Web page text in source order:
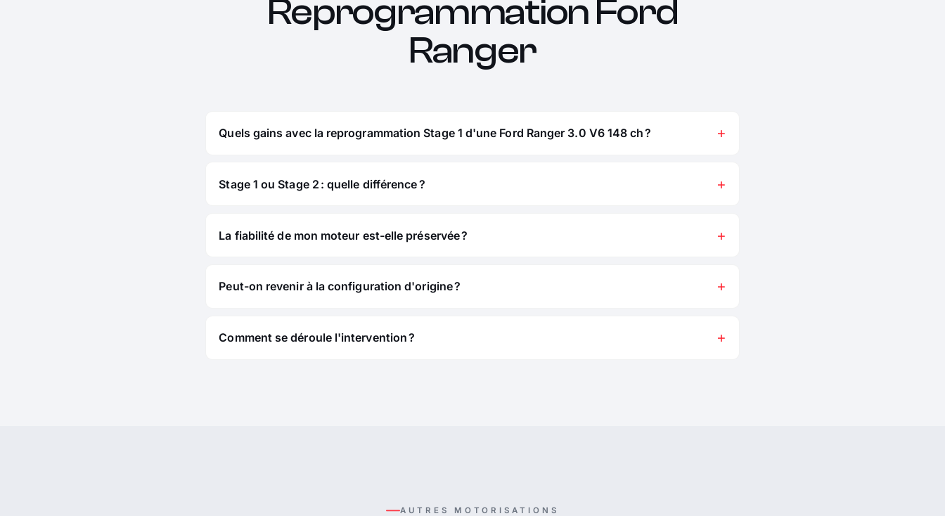
Reprogrammation Ford
Ranger
Quels gains avec la reprogrammation Stage 1 d'une Ford Ranger 3.0 V6 148 ch ?
Stage 1 ou Stage 2 : quelle différence ?
La fiabilité de mon moteur est-elle préservée ?
Peut-on revenir à la configuration d'origine ?
Comment se déroule l'intervention ?
AUTRES MOTORISATIONS